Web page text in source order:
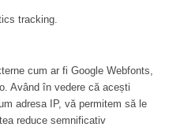
tracking.
cum ar fi Google Webfonts,
Având în vedere că acești
adresa IP, vă permitem să le
reduce semnificativ